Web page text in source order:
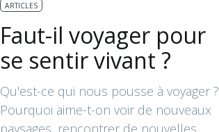
ARTICLES
Faut-il voyager pour
se sentir vivant ?
Qu'est-ce qui nous pousse à voyager ?
Pourquoi aime-t-on voir de nouveaux
paysages, rencontrer de nouvelles